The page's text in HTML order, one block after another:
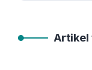
Artikel